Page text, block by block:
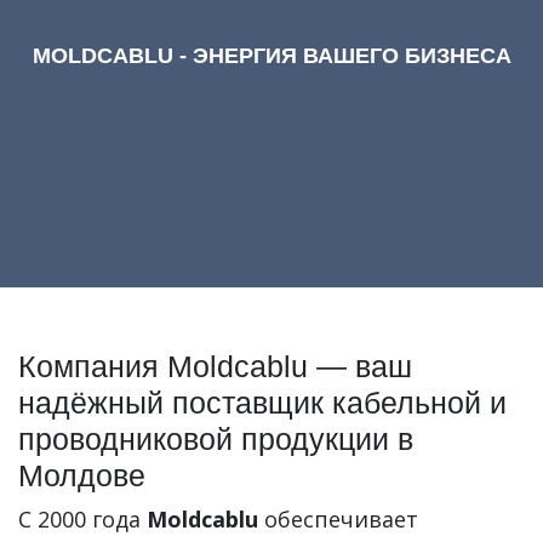
MOLDCABLU - ЭНЕРГИЯ ВАШЕГО БИЗНЕСА
Компания Moldcablu — ваш
надёжный поставщик кабельной и
проводниковой продукции в
Молдове
С 2000 года Moldcablu обеспечивает